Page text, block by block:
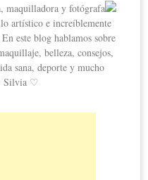
maquilladora y fotógrafa
artístico e increíblemente
este blog hablamos sobre
belleza, consejos,
sana, deporte y mucho
Silvia ♡